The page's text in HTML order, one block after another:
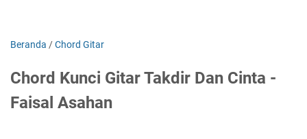
Beranda /Chord Gitar
Chord Kunci Gitar Takdir Dan Cinta -
Faisal Asahan